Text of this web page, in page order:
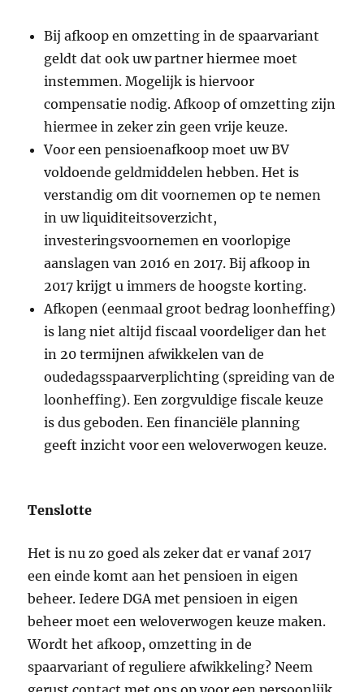
Bij afkoop en omzetting in de spaarvariant
geldt dat ook uw partner hiermee moet
instemmen. Mogelijk is hiervoor
compensatie nodig. Afkoop of omzetting zijn
hiermee in zeker zin geen vrije keuze.
Voor een pensioenafkoop moet uw BV
voldoende geldmiddelen hebben. Het is
verstandig om dit voornemen op te nemen
in uw liquiditeitsoverzicht,
investeringsvoornemen en voorlopige
aanslagen van 2016 en 2017. Bij afkoop in
2017 krijgt u immers de hoogste korting.
Afkopen (eenmaal groot bedrag loonheffing)
is lang niet altijd fiscaal voordeliger dan het
in 20 termijnen afwikkelen van de
oudedagsspaarverplichting (spreiding van de
loonheffing). Een zorgvuldige fiscale keuze
is dus geboden. Een financiële planning
geeft inzicht voor een weloverwogen keuze.
Tenslotte
Het is nu zo goed als zeker dat er vanaf 2017
een einde komt aan het pensioen in eigen
beheer. Iedere DGA met pensioen in eigen
beheer moet een weloverwogen keuze maken.
Wordt het afkoop, omzetting in de
spaarvariant of reguliere afwikkeling? Neem